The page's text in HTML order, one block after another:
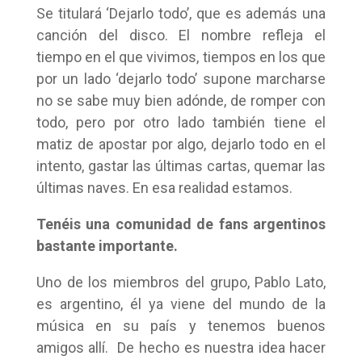
Se titulará ‘Dejarlo todo’, que es además una
canción del disco. El nombre refleja el
tiempo en el que vivimos, tiempos en los que
por un lado ‘dejarlo todo’ supone marcharse
no se sabe muy bien adónde, de romper con
todo, pero por otro lado también tiene el
matiz de apostar por algo, dejarlo todo en el
intento, gastar las últimas cartas, quemar las
últimas naves. En esa realidad estamos.
Tenéis una comunidad de fans argentinos
bastante importante.
Uno de los miembros del grupo, Pablo Lato,
es argentino, él ya viene del mundo de la
música en su país y tenemos buenos
amigos allí. De hecho es nuestra idea hacer